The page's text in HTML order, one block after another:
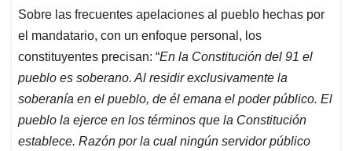
Sobre las frecuentes apelaciones al pueblo hechas por
el mandatario, con un enfoque personal, los
constituyentes precisan: “En la Constitución del 91 el
pueblo es soberano. Al residir exclusivamente la
soberanía en el pueblo, de él emana el poder público. El
pueblo la ejerce en los términos que la Constitución
establece. Razón por la cual ningún servidor público